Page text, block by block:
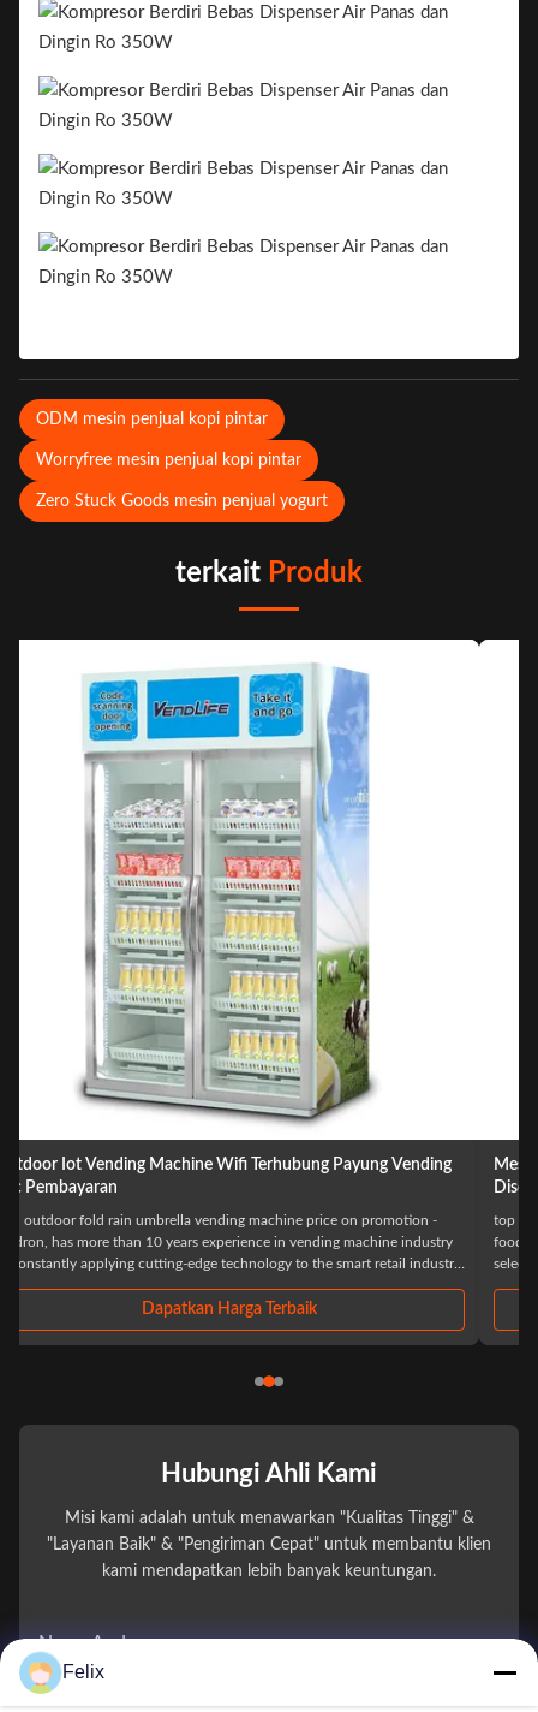
ODM mesin penjual kopi pintar
Worryfree mesin penjual kopi pintar
Zero Stuck Goods mesin penjual yogurt
terkait Produk
Mesin Penjual Susu Cerdas 500W Untuk Pintu Ganda ISO90001
Disetujui
top sale id card reader smart fridge ice cream milk vending machine for
foods and drinks Specification: Excellent clients credibility (Carefully
selected,Before settlement,Resolve your consumption worries) Minimalist
Dapatkan Harga Terbaik
Hubungi Ahli Kami
Misi kami adalah untuk menawarkan "Kualitas Tinggi" &
"Layanan Baik" & "Pengiriman Cepat" untuk membantu klien
kami mendapatkan lebih banyak keuntungan.
Nama Anda
Nomor telepon
Felix